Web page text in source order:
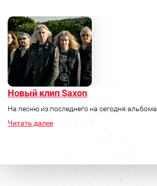
Новый клип Saxon
На песню из последнего на сегодня альбома.
Читать далее